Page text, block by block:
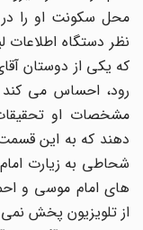
محل سکونت او را در
که یکى از دوستان
رود، احساس مى کند
مشخصات او تحقیقات
شحاطى به زیارت
هاى امام موسى و
از تلویزیون پخش نمى